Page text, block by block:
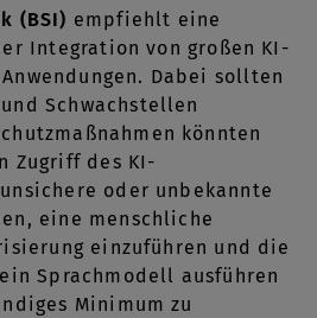
(BSI) empfiehlt eine
Integration von großen KI-
Dabei sollten
Schwachstellen
könnten
Zugriff des KI-
oder unbekannte
eine menschliche
einzuführen und die
Sprachmodell ausführen
Minimum zu